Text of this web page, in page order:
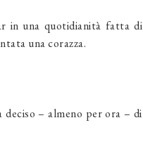
in una quotidianità fatta di
una corazza.
– almeno per ora – di